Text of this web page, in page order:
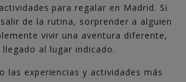
para regalar en Madrid. Si
de la rutina, sorprender a alguien
vivir una aventura diferente,
llegado al lugar indicado.
las experiencias y actividades más